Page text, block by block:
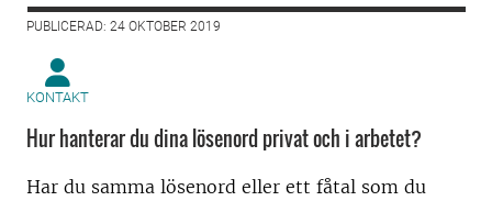
PUBLICERAD: 24 OKTOBER 2019
KONTAKT
Hur hanterar du dina lösenord privat och i arbetet?
Har du samma lösenord eller ett fåtal som du